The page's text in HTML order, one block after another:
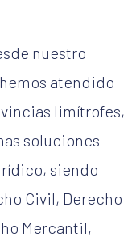
nuestro
atendido
limítrofes,
soluciones
siendo
Civil, Derecho
Mercantil,